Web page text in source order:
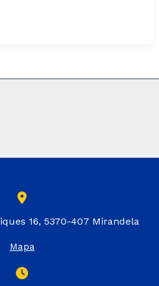
16, 5370-407 Mirandela
Mapa